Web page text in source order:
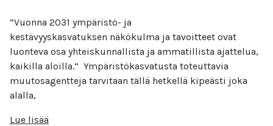
”Vuonna 2031 ympäristö- ja
kestävyyskasvatuksen näkökulma ja tavoitteet ovat
luonteva osa yhteiskunnallista ja ammatillista ajattelua,
kaikilla aloilla.” Ympäristökasvatusta toteuttavia
muutosagentteja tarvitaan tällä hetkellä kipeästi joka
alalla,
Lue lisää